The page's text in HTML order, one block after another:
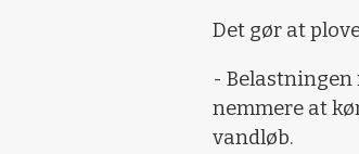
Det gør at
- Belastningen
nemmere at
vandløb.